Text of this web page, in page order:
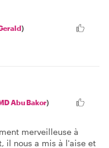
)
Abu Bakor)
merveilleuse à
il nous a mis à l'aise et